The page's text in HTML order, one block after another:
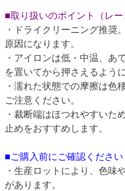
■取り扱いのポイント（レー
・ドライクリーニング推奨
原因になります。
・アイロンは低・中温、あ
を置いてから押さえるよう
・濡れた状態での摩擦は色
ご注意ください。
・裁断端はほつれやすいた
止めをおすすめします。
■ご購入前にご確認ください
・生産ロットにより、色味
があります。